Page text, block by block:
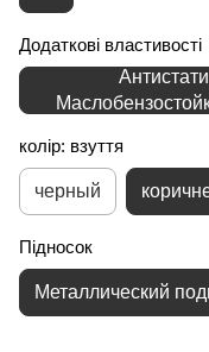
Додаткові властивості
колір: взуття
черный
Підносок
Металлический